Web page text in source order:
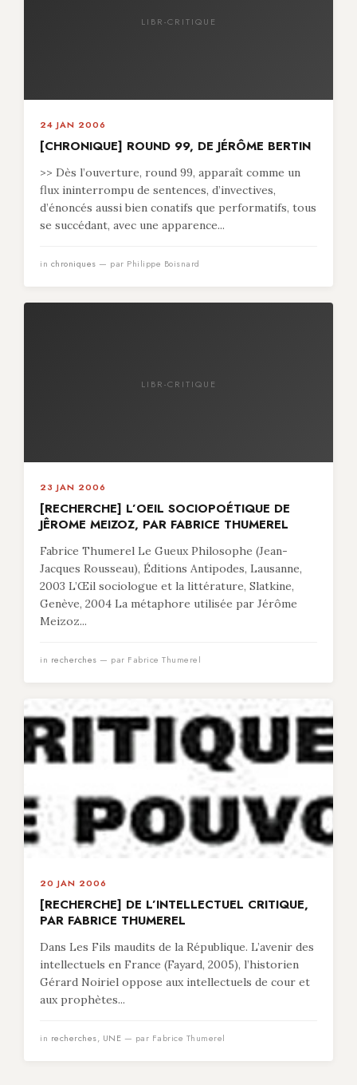
LIBR-CRITIQUE
24 JAN 2006
[CHRONIQUE] ROUND 99, DE JÉRÔME BERTIN
>> Dès l’ouverture, round 99, apparaît comme un
flux ininterrompu de sentences, d’invectives,
d’énoncés aussi bien conatifs que performatifs, tous
se succédant, avec une apparence...
in chroniques — par Philippe Boisnard
LIBR-CRITIQUE
23 JAN 2006
[RECHERCHE] L’OEIL SOCIOPOÉTIQUE DE
JÊROME MEIZOZ, PAR FABRICE THUMEREL
Fabrice Thumerel Le Gueux Philosophe (Jean-
Jacques Rousseau), Éditions Antipodes, Lausanne,
2003 L’Œil sociologue et la littérature, Slatkine,
Genève, 2004 La métaphore utilisée par Jérôme
Meizoz...
in recherches — par Fabrice Thumerel
20 JAN 2006
[RECHERCHE] DE L’INTELLECTUEL CRITIQUE,
PAR FABRICE THUMEREL
Dans Les Fils maudits de la République. L’avenir des
intellectuels en France (Fayard, 2005), l’historien
Gérard Noiriel oppose aux intellectuels de cour et
aux prophètes...
in recherches, UNE — par Fabrice Thumerel